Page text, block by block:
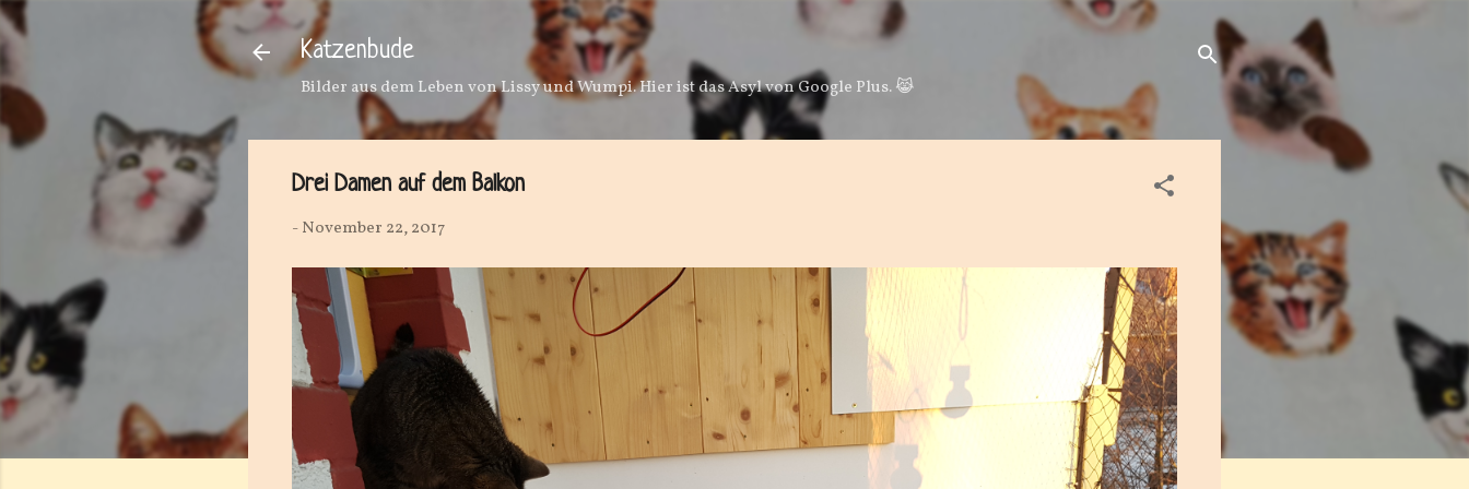
Direkt zum Hauptbereich
Katzenbude
Bilder aus dem Leben von Lissy und Wumpi. Hier ist das Asyl von Google Plus. 😹
Drei Damen auf dem Balkon
-November 22, 2017